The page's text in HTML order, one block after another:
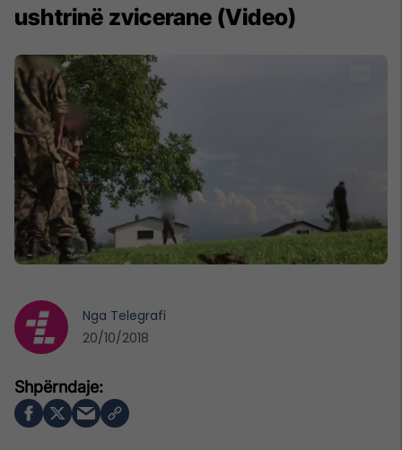
ushtrinë zvicerane (Video)
Nga Telegrafi
20/10/2018